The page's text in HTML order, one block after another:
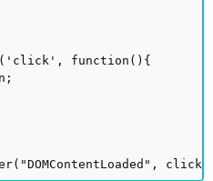
function(){